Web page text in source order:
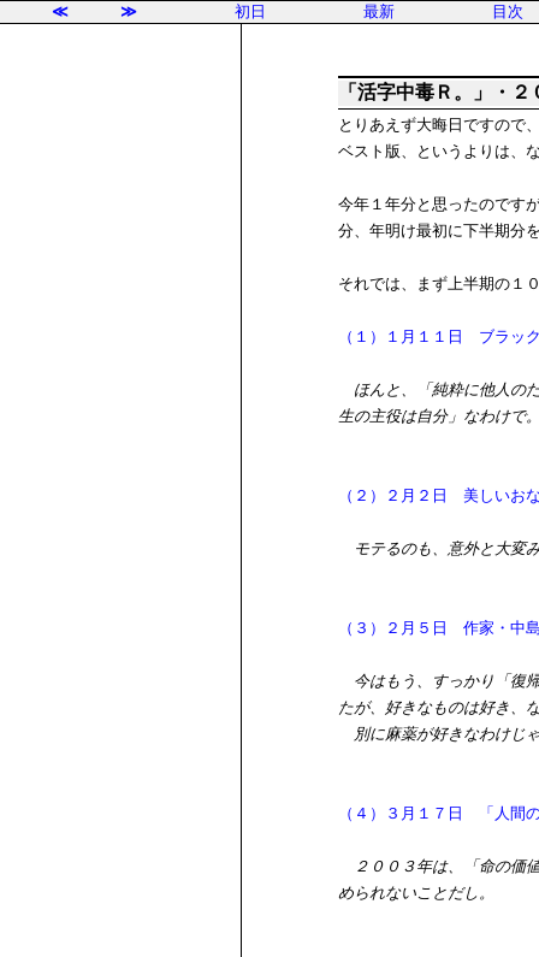
≪ ≫ 初日 最新 目次
「活字中毒Ｒ。」・
とりあえず大晦日ですので
ベスト版、というよりは、
今年１年分と思ったのです
分、年明け最初に下半期分
それでは、まず上半期の１
（１）１月１１日 ブラッ
ほんと、「純粋に他人の
生の主役は自分」なわけで
（２）２月２日 美しいお
モテるのも、意外と大変
（３）２月５日 作家・中
今はもう、すっかり「復
たが、好きなものは好き、
別に麻薬が好きなわけじ
（４）３月１７日 「人間
２００３年は、「命の価
められないことだし。